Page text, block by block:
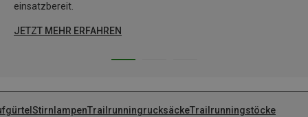
einsatzbereit.
JETZT MEHR ERFAHREN
StirnlampenTrailrunningrucksäckeTrailrunningstöcke